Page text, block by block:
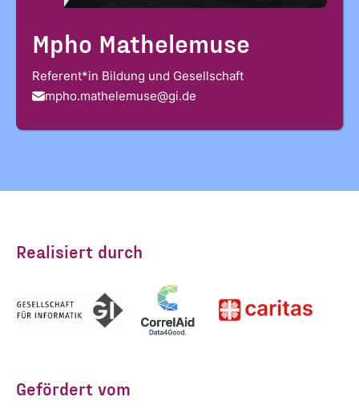
Mpho Mathelemuse
Referent*in Bildung und Gesellschaft
mpho.mathelemuse@gi.de
Realisiert durch
Gefördert vom